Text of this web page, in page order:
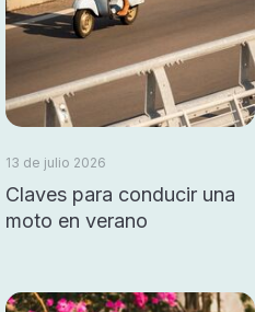
13 de julio 2026
Claves para conducir una
moto en verano